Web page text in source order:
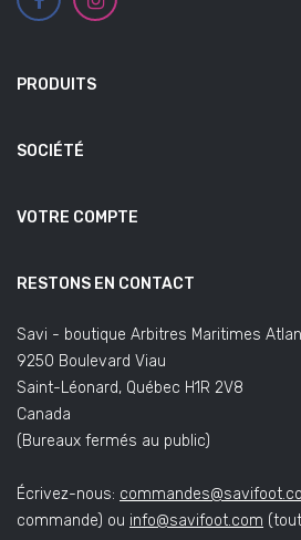
PRODUITS
SOCIÉTÉ
VOTRE COMPTE
RESTONS EN CONTACT
Savi - boutique Arbitres Maritimes
9250 Boulevard Viau
Saint-Léonard, Québec H1R 2V8
Canada
(Bureaux fermés au public)
Écrivez-nous:
commande) ou info@savifoot.com